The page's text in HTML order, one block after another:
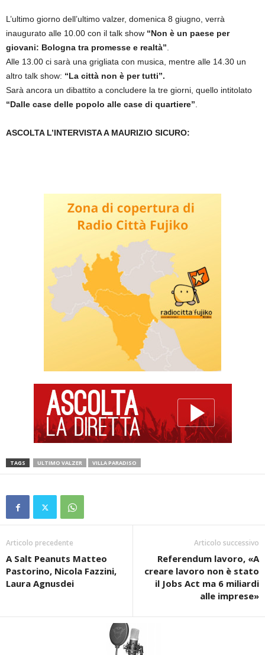
L’ultimo giorno dell’ultimo valzer, domenica 8 giugno, verrà
inaugurato alle 10.00 con il talk show “Non è un paese per
giovani: Bologna tra promesse e realtà”.
Alle 13.00 ci sarà una grigliata con musica, mentre alle 14.30 un
altro talk show: “La città non è per tutti”.
Sarà ancora un dibattito a concludere la tre giorni, quello intitolato
“Dalle case delle popolo alle case di quartiere”.
ASCOLTA L’INTERVISTA A MAURIZIO SICURO:
TAGS ULTIMO VALZER VILLA PARADISO
Articolo precedente
A Salt Peanuts Matteo
Pastorino, Nicola Fazzini,
Laura Agnusdei
Articolo successivo
Referendum lavoro, «A
creare lavoro non è stato
il Jobs Act ma 6 miliardi
alle imprese»